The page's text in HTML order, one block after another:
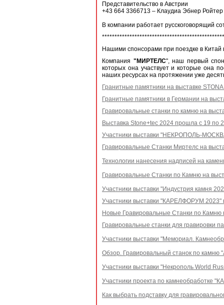
Представительство в Австрии
+43 664 3366713 – Клаудиа Эбнер Ройтер
В компании работает русскоговорящий
Нашими спонсорами при поездке в
Компания "МИРТЕЛС", наш первый
которых она участвует и которые она
наших ресурсах на протяжении уже
Гранитные памятники на выставке
Гранитные памятники в Германии на
Гравировальные станки по камню на
Выставка Stone+tec 2024 прошла с 19 по
Участники выставки "НЕКРОПОЛЬ-
Гравировальные Станки Миртелс на
Технологии нанесения надписей на
Гравировальные Станки по Камню на
Участники выставки "Индустрия камня
Участники выставки "КАРЕЛФОРУМ 2023"
Новые Гравировальные Станки по Камню
Гравировальные станки для гравировки
Участники выставки "Мемориал.
Обзор. Гравировальный станок по камню
Участники выставки "Некрополь World
Участники проекта по камнеобработке
Как выбрать подставку для